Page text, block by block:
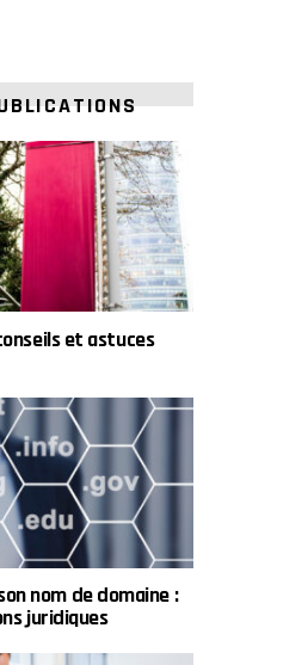
et astuces
nom de domaine :
juridiques